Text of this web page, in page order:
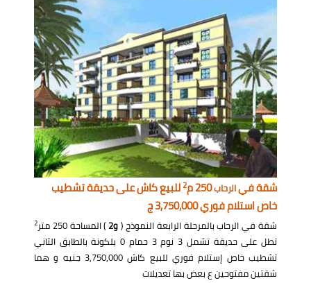
شقة فيالرحاب250 م 2للبيع كاش على حديقة تشطيب
خاص استلام فوري 3,750,000 ج
شقة في الرحاب بالمرحلة الرابعة النموذج (و2 ) المساحة 250 متر 2
تطل على حديقة تشمل 3 نوم 3 حمام 0 بلكونة بالطابق الثاني
تشطيب خاص إستلام فوري للبيع كاش 3,750,000 جنيه و هما
شقتين مفتوحين ع بعض بها تعديلات